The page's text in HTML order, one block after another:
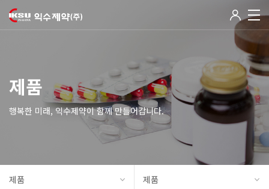
제품
행복한 미래, 익수제약이 함께 만들어갑니다.
제품 제품